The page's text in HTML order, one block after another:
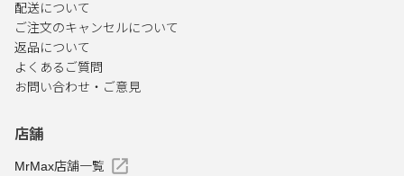
配送について
ご注文のキャンセルについて
返品について
よくあるご質問
お問い合わせ・ご意見
店舗
MrMax店舗一覧